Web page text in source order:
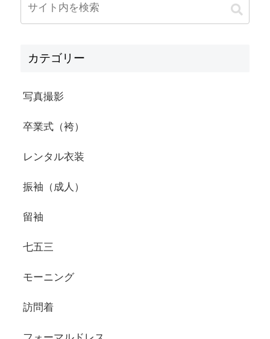
カテゴリー
写真撮影
卒業式（袴）
レンタル衣装
振袖（成人）
留袖
七五三
モーニング
訪問着